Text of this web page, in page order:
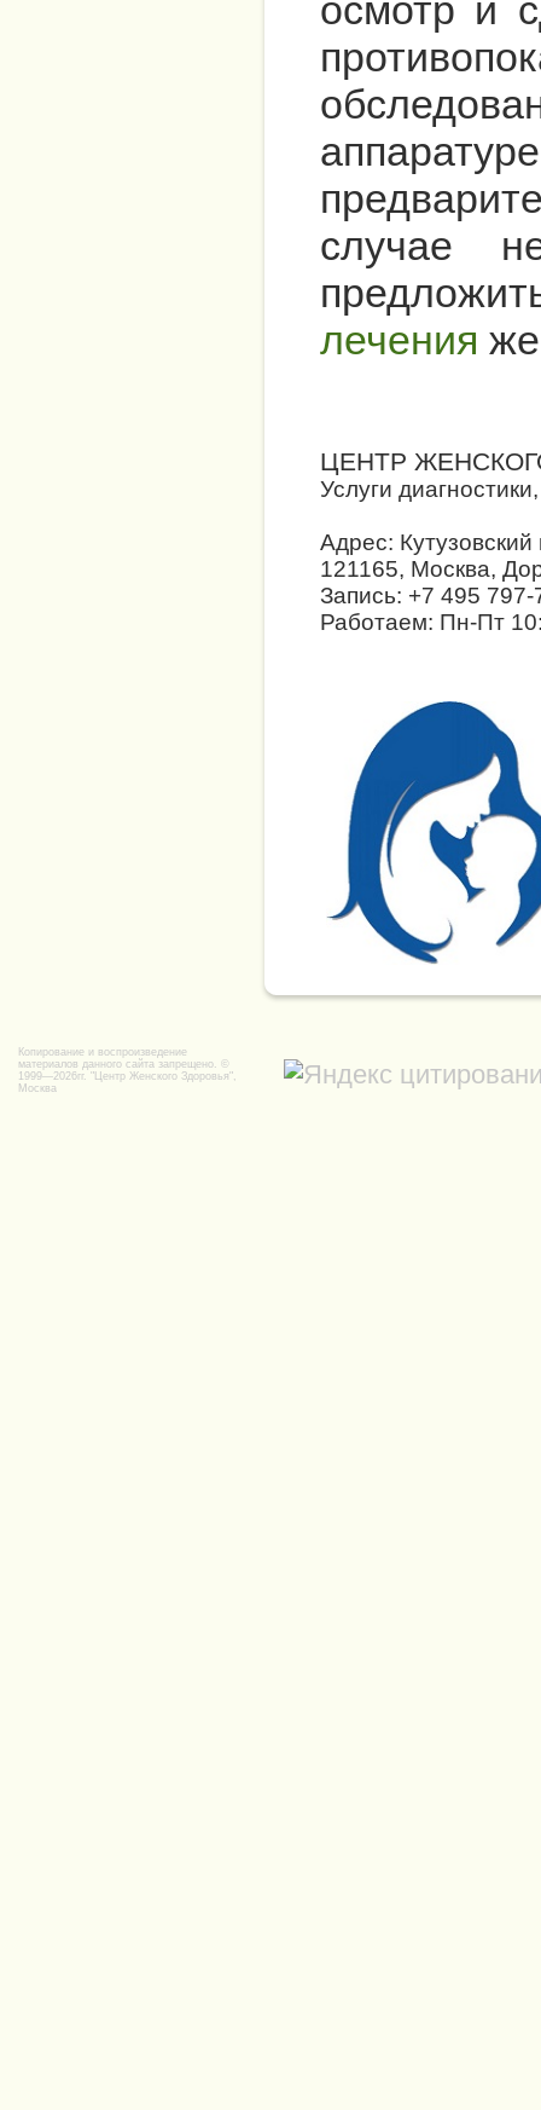
осмотр и
случае
лечения
ЦЕНТР
Услуги
Адрес: Кутузовский
121165, Москва,
Запись: +7 495
Работаем: Пн-Пт
Копирование и воспроизведение
материалов данного сайта запрещено. ©
1999—2026гг. "Центр Женского Здоровья",
Москва